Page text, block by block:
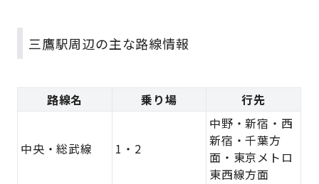
三鷹駅周辺の主な路線情報
路線名 乗り場 行先
中央・総武線 1・2
中野・新宿・西
新宿・千葉方
面・東京メトロ
東西線方面